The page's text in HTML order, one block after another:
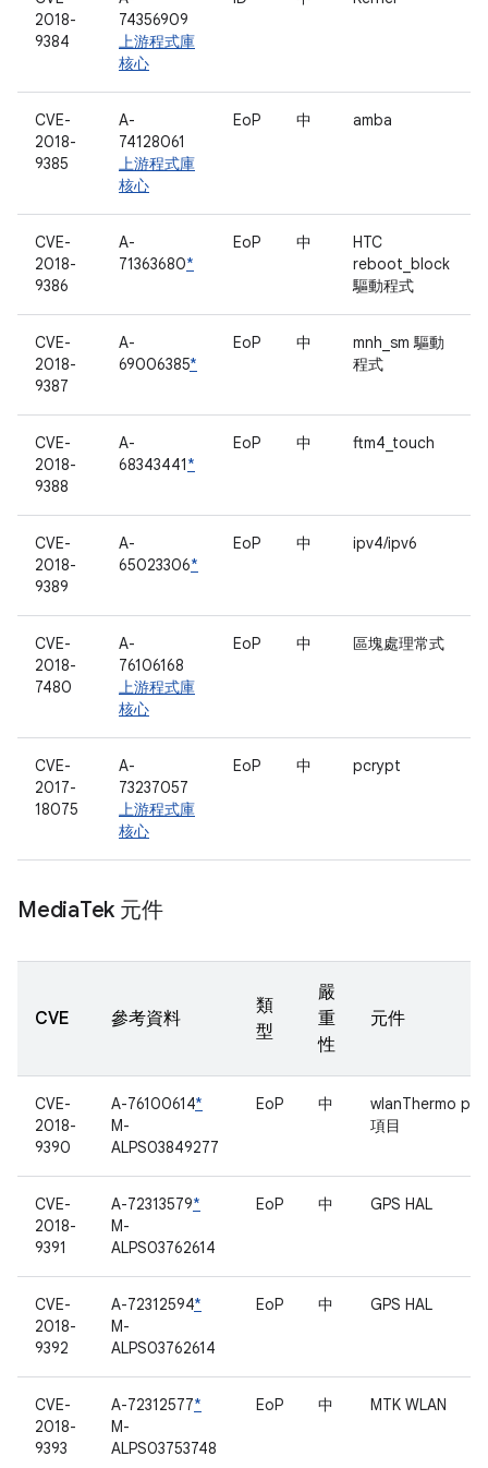
2018-
9384
74356909
上游程式庫
核心
CVE-
2018-
9385
A-
74128061
上游程式庫
核心
EoP 中 amba
CVE-
2018-
9386
A-
71363680*
EoP 中
HTC
reboot_block
驅動程式
CVE-
2018-
9387
A-
69006385*
EoP 中
mnh_sm 驅動
程式
CVE-
2018-
9388
A-
68343441*
EoP 中 ftm4_touch
CVE-
2018-
9389
A-
65023306*
EoP 中 ipv4/ipv6
CVE-
2018-
7480
A-
76106168
上游程式庫
核心
EoP 中 區塊處理常式
CVE-
2017-
18075
A-
73237057
上游程式庫
核心
EoP 中 pcrypt
MediaTek 元件
CVE 參考資料
類
型
嚴
重
性
元件
CVE-
2018-
9390
A-76100614*
M-
ALPS03849277
EoP 中
wlanThermo
項目
CVE-
2018-
9391
A-72313579*
M-
ALPS03762614
EoP 中 GPS HAL
CVE-
2018-
9392
A-72312594*
M-
ALPS03762614
EoP 中 GPS HAL
CVE-
2018-
9393
A-72312577*
M-
ALPS03753748
EoP 中 MTK WLAN